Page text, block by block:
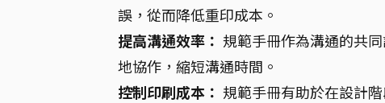
誤，從而降低重印成本。
提高溝通效率： 規範手冊作為溝通的共
地協作，縮短溝通時間。
控制印刷成本： 規範手冊有助於在設計